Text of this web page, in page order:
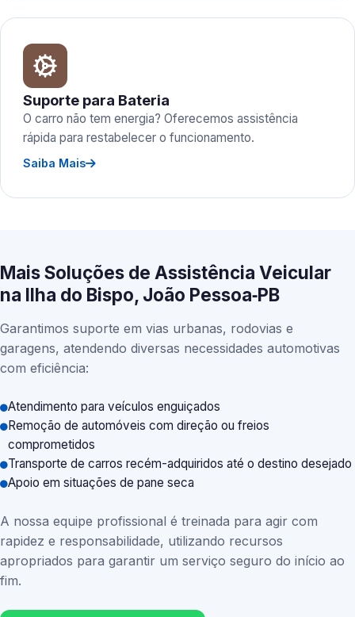
Suporte para Bateria
O carro não tem energia? Oferecemos assistência
rápida para restabelecer o funcionamento.
Saiba Mais
Mais Soluções de Assistência Veicular
na Ilha do Bispo, João Pessoa‑PB
Garantimos suporte em vias urbanas, rodovias e
garagens, atendendo diversas necessidades automotivas
com eficiência:
Atendimento para veículos enguiçados
Remoção de automóveis com direção ou freios
comprometidos
Transporte de carros recém-adquiridos até o destino desejado
Apoio em situações de pane seca
A nossa equipe profissional é treinada para agir com
rapidez e responsabilidade, utilizando recursos
apropriados para garantir um serviço seguro do início ao
fim.